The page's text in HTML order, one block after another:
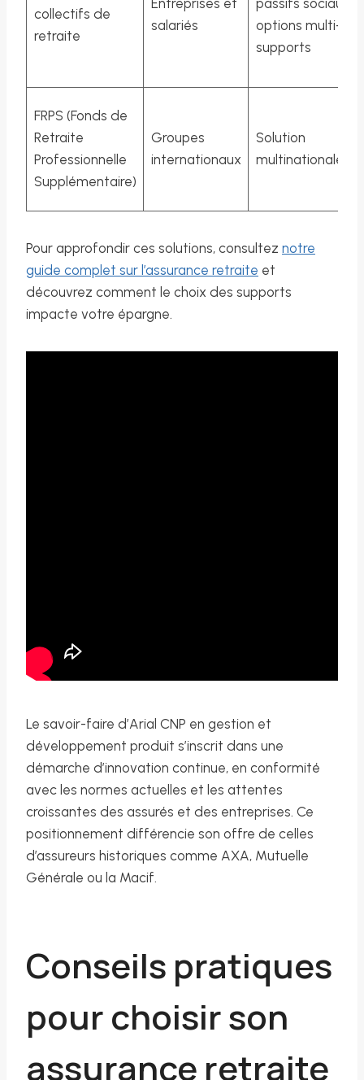
collectifs de
retraite
salariés
options multi-
supports
FRPS (Fonds de
Retraite
Professionnelle
Supplémentaire)
Groupes
internationaux
Solution
multinationale
Pour approfondir ces solutions, consultez notre
guide complet sur l’assurance retraite et
découvrez comment le choix des supports
impacte votre épargne.
Le savoir-faire d’Arial CNP en gestion et
développement produit s’inscrit dans une
démarche d’innovation continue, en conformité
avec les normes actuelles et les attentes
croissantes des assurés et des entreprises. Ce
positionnement différencie son offre de celles
d’assureurs historiques comme AXA, Mutuelle
Générale ou la Macif.
Conseils pratiques
pour choisir son
assurance retraite